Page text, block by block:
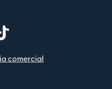
nueva)nueva)
ventana nueva)
en una ventana nueva)
abre en una ventana nueva)
comercial